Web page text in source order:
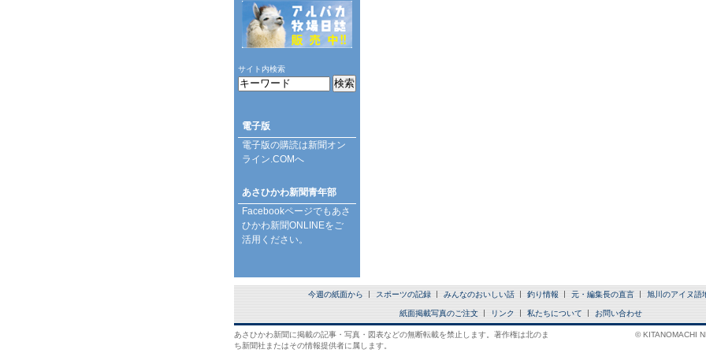
サイト内検索
電子版
電子版の購読は新聞オン
ライン.COMへ
あさひかわ新聞青年部
Facebookページでもあさ
ひかわ新聞ONLINEをご
活用ください。
今週の紙面から スポーツの記録 みんなのおいしい話 釣り情報 元・編集長の直言 旭川のアイヌ語
紙面掲載写真のご注文 リンク 私たちについて お問い合わせ
あさひかわ新聞に掲載の記事・写真・図表などの無断転載を禁止します。著作権は北のま
ち新聞社またはその情報提供者に属します。
© KITANOMACHI